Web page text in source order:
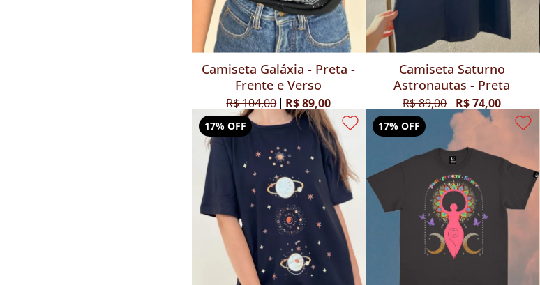
Camiseta Galáxia - Preta -
Frente e Verso
R$ 104,00 R$ 89,00
Camiseta Saturno
Astronautas - Preta
R$ 89,00 R$ 74,00
17% OFF 17% OFF